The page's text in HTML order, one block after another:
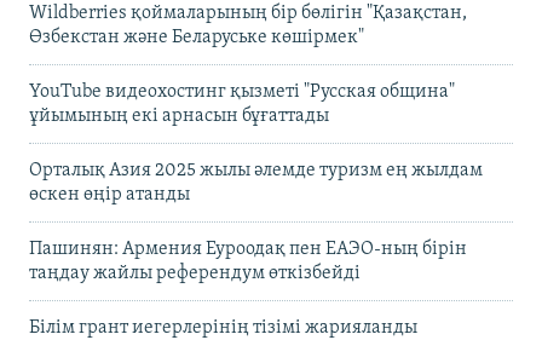
Wildberries қоймаларының бір бөлігін "Қазақстан,
Өзбекстан және Беларуське көшірмек"
YouTube видеохостинг қызметі "Русская община"
ұйымының екі арнасын бұғаттады
Орталық Азия 2025 жылы әлемде туризм ең жылдам
өскен өңір атанды
Пашинян: Армения Еуроодақ пен ЕАЭО-ның бірін
таңдау жайлы референдум өткізбейді
Білім грант иегерлерінің тізімі жарияланды